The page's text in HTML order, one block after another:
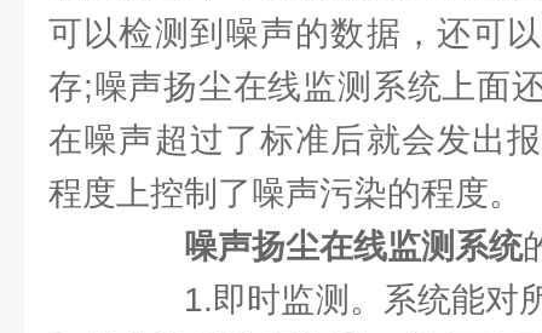
可以检测到噪声的数据，还可
存;噪声扬尘在线监测系统上面
在噪声超过了标准后就会发出
程度上控制了噪声污染的程度。
噪声扬尘在线监测系统
1.即时监测。系统能对